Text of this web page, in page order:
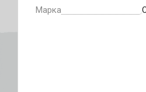
Марка
Клеи, жидкие гвозди